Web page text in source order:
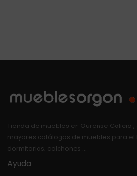
Tienda de muebles en Ourense Galicia ,
mayores catálogos de muebles para el
dormitorios, colchones …
Ayuda